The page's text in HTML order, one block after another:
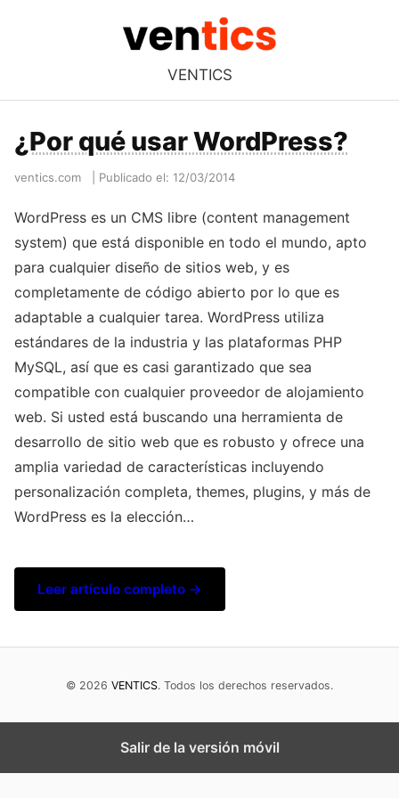
VENTICS
¿Por qué usar WordPress?
ventics.com Publicado el: 12/03/2014
WordPress es un CMS libre (content management
system) que está disponible en todo el mundo, apto
para cualquier diseño de sitios web, y es
completamente de código abierto por lo que es
adaptable a cualquier tarea. WordPress utiliza
estándares de la industria y las plataformas PHP
MySQL, así que es casi garantizado que sea
compatible con cualquier proveedor de alojamiento
web. Si usted está buscando una herramienta de
desarrollo de sitio web que es robusto y ofrece una
amplia variedad de características incluyendo
personalización completa, themes, plugins, y más de
WordPress es la elección…
Leer artículo completo →
© 2026 VENTICS. Todos los derechos reservados.
Salir de la versión móvil